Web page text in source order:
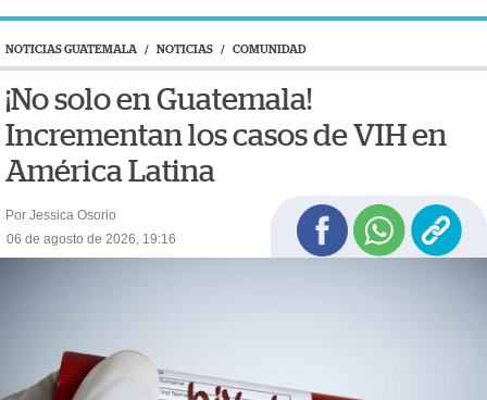
NOTICIAS GUATEMALA / NOTICIAS / COMUNIDAD
¡No solo en Guatemala!
Incrementan los casos de VIH en
América Latina
Por Jessica Osorio
06 de agosto de 2026, 19:16